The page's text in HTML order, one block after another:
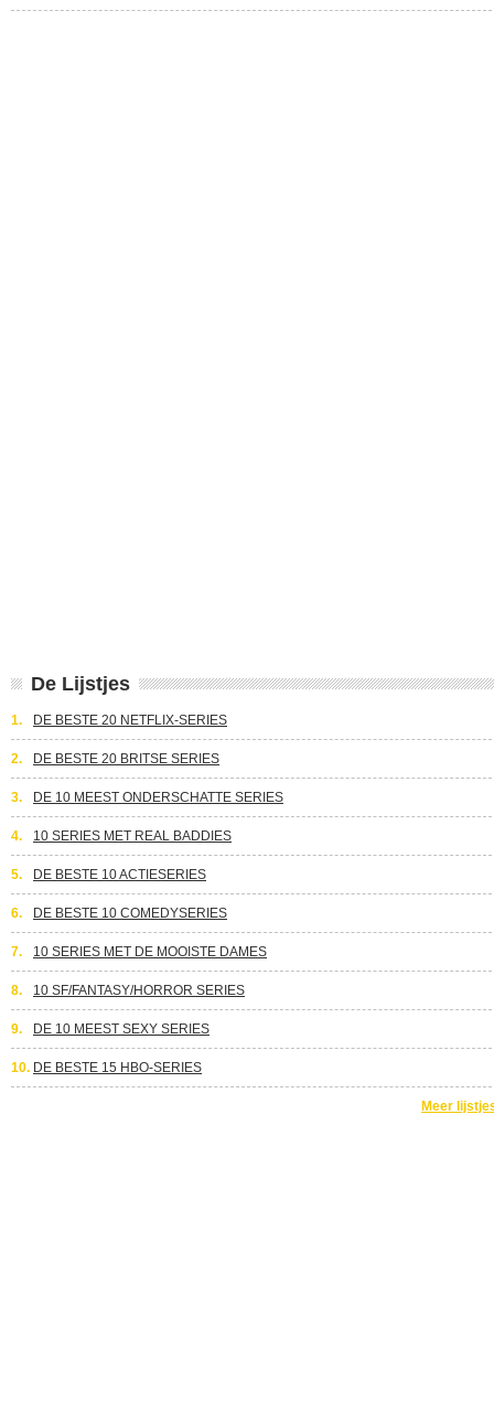
De Lijstjes
1. DE BESTE 20 NETFLIX-SERIES
2. DE BESTE 20 BRITSE SERIES
3. DE 10 MEEST ONDERSCHATTE SERIES
4. 10 SERIES MET REAL BADDIES
5. DE BESTE 10 ACTIESERIES
6. DE BESTE 10 COMEDYSERIES
7. 10 SERIES MET DE MOOISTE DAMES
8. 10 SF/FANTASY/HORROR SERIES
9. DE 10 MEEST SEXY SERIES
10. DE BESTE 15 HBO-SERIES
Meer